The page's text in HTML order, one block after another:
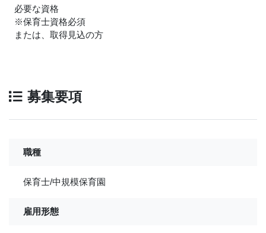
必要な資格
※保育士資格必須
または、取得見込の方
募集要項
職種
保育士/中規模保育園
雇用形態